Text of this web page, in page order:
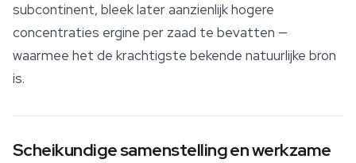
subcontinent, bleek later aanzienlijk hogere
concentraties ergine per zaad te bevatten —
waarmee het de krachtigste bekende natuurlijke bron
is.
Scheikundige samenstelling en werkzame